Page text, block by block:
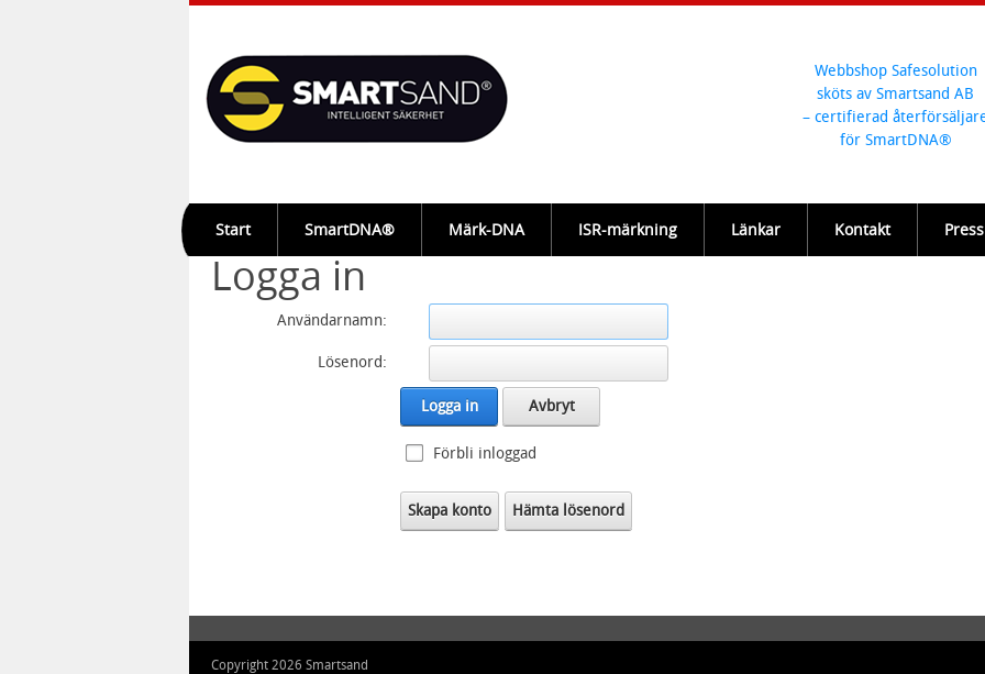
Webbshop Safesolution
sköts av Smartsand AB
– certifierad
för SmartDNA®
Start SmartDNA® Märk-DNA ISR-märkning Länkar Kontakt Press
Logga in
Användarnamn:
Lösenord:
Logga in Avbryt
Förbli inloggad
Skapa konto Hämta lösenord
Copyright 2026 Smartsand